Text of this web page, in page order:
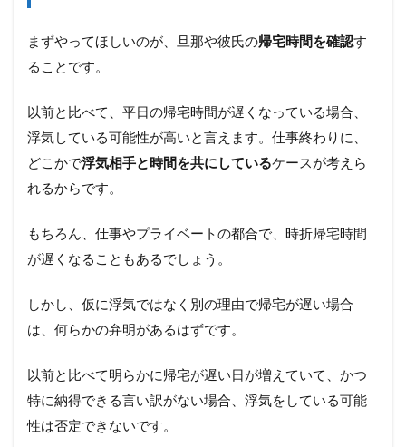
が増
えた
あな
予定
を把
たが
1.4
持ち
物が
大き
く変
た
1.5
用途
が不
まずやってほしいのが、旦那や彼氏の帰宅時間を確認す
ることです。
以前と比べて、平日の帰宅時間が遅くなっている場合、
浮気している可能性が高いと言えます。仕事終わりに、
どこかで浮気相手と時間を共にしているケースが考えら
れるからです。
もちろん、仕事やプライベートの都合で、時折帰宅時間
が遅くなることもあるでしょう。
しかし、仮に浮気ではなく別の理由で帰宅が遅い場合
は、何らかの弁明があるはずです。
以前と比べて明らかに帰宅が遅い日が増えていて、かつ
特に納得できる言い訳がない場合、浮気をしている可能
性は否定できないです。